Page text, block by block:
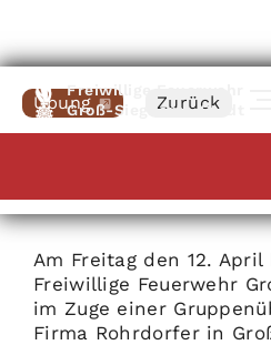
Freiwillige Feuerwehr
Groß-Siegharts-Stadt
Übung Zurück
Am Freitag den 12.
Freiwillige Feuerwehr
im Zuge einer
Firma Rohrdorfer in